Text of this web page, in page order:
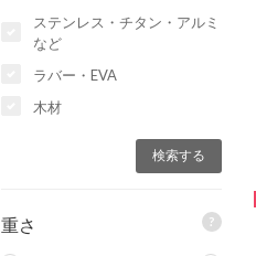
ステンレス・チタン・アルミ
など
ラバー・EVA
木材
重さ ?